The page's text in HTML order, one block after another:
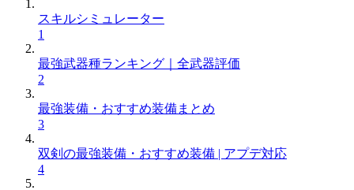
スキルシミュレーター
1
最強武器種ランキング｜全武器評価
2
最強装備・おすすめ装備まとめ
3
双剣の最強装備・おすすめ装備 | アプデ対応
4